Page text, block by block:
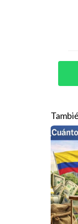
Ana
Varía